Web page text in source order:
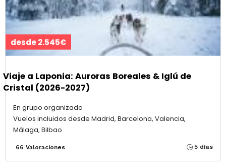
desde 2.545€
Viaje a Laponia: Auroras Boreales & Iglú de
Cristal (2026-2027)
En grupo organizado
Vuelos incluidos desde Madrid, Barcelona, Valencia,
Málaga, Bilbao
66 Valoraciones 5 días